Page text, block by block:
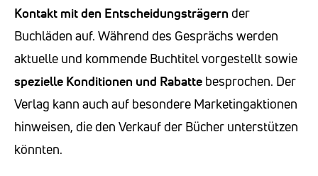
Kontakt mit den Entscheidungsträgern der
Buchläden auf. Während des Gesprächs werden
aktuelle und kommende Buchtitel vorgestellt sowie
spezielle Konditionen und Rabatte besprochen. Der
Verlag kann auch auf besondere Marketingaktionen
hinweisen, die den Verkauf der Bücher unterstützen
könnten.